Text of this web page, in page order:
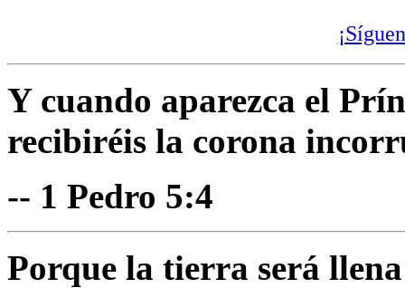
Y cuando aparezca el
recibiréis la corona
-- 1 Pedro 5:4
Porque la tierra será